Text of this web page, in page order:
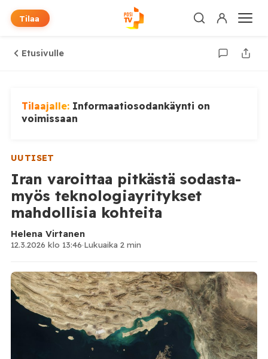
Tilaa
Etusivulle
Tilaajalle: Informaatiosodankäynti on
voimissaan
UUTISET
Iran varoittaa pitkästä sodasta-
myös teknologiayritykset
mahdollisia kohteita
Helena Virtanen
12.3.2026 klo 13:46·Lukuaika 2 min